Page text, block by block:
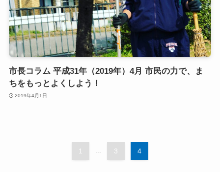
市長コラム 平成31年（2019年）4月 市民の力で、ま
ちをもっとよくしよう！
2019年4月1日
1 3 4